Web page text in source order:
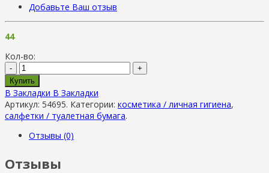
Добавьте Ваш отзыв
44
Кол-во:
-
+
Купить
В Закладки В Закладки
Артикул: 54695. Категории: косметика / личная гигиена,
салфетки / туалетная бумага.
Отзывы (0)
Отзывы